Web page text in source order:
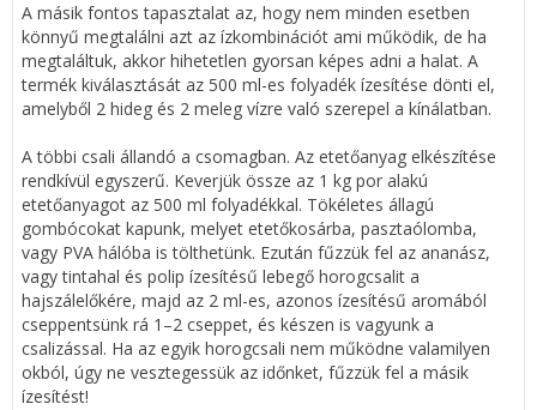
A másik fontos tapasztalat az, hogy nem minden esetben
könnyű megtalálni azt az ízkombinációt ami működik, de ha
megtaláltuk, akkor hihetetlen gyorsan képes adni a halat. A
termék kiválasztását az 500 ml-es folyadék ízesítése dönti el,
amelyből 2 hideg és 2 meleg vízre való szerepel a kínálatban.
A többi csali állandó a csomagban. Az etetőanyag elkészítése
rendkívül egyszerű. Keverjük össze az 1 kg por alakú
etetőanyagot az 500 ml folyadékkal. Tökéletes állagú
gombócokat kapunk, melyet etetőkosárba, pasztaólomba,
vagy PVA hálóba is tölthetünk. Ezután fűzzük fel az ananász,
vagy tintahal és polip ízesítésű lebegő horogcsalit a
hajszálelőkére, majd az 2 ml-es, azonos ízesítésű aromából
cseppentsünk rá 1–2 cseppet, és készen is vagyunk a
csalizással. Ha az egyik horogcsali nem működne valamilyen
okból, úgy ne vesztegessük az időnket, fűzzük fel a másik
ízesítést!